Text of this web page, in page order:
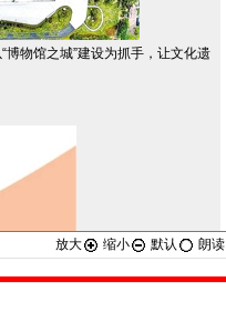
物馆之城”建设为抓手，让文化遗
放大 缩小 默认 朗读